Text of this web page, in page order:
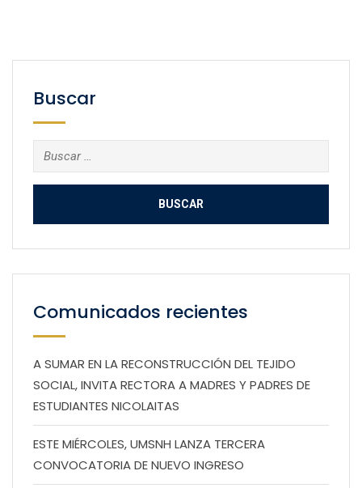
Buscar
Buscar:
Comunicados recientes
A SUMAR EN LA RECONSTRUCCIÓN DEL TEJIDO
SOCIAL, INVITA RECTORA A MADRES Y PADRES DE
ESTUDIANTES NICOLAITAS
ESTE MIÉRCOLES, UMSNH LANZA TERCERA
CONVOCATORIA DE NUEVO INGRESO